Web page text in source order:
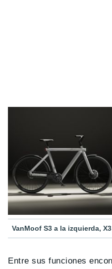
VanMoof S3 a la izquierda,
Entre sus funciones